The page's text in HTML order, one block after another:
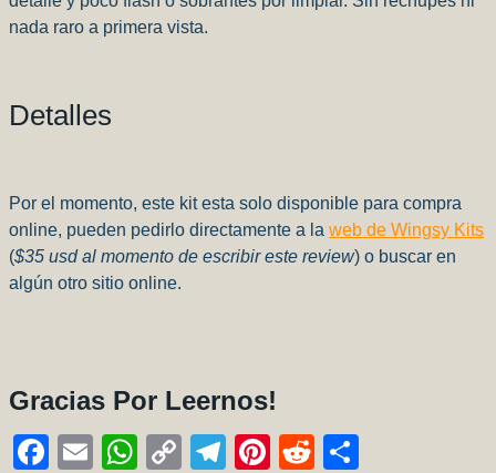
nada raro a primera vista.
Detalles
Por el momento, este kit esta solo disponible para compra
online, pueden pedirlo directamente a la web de Wingsy Kits
($35 usd al momento de escribir este review) o buscar en
algún otro sitio online.
Gracias Por Leernos!
F
E
W
C
T
Pi
R